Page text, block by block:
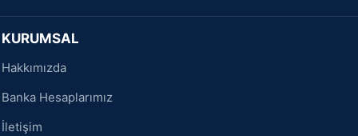
KURUMSAL
Hakkımızda
Banka Hesaplarımız
İletişim